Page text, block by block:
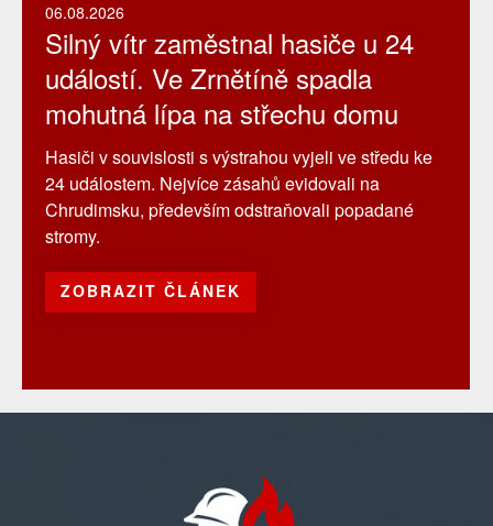
06.08.2026
Silný vítr zaměstnal hasiče u 24
událostí. Ve Zrnětíně spadla
mohutná lípa na střechu domu
Hasiči v souvislosti s výstrahou vyjeli ve středu ke
24 událostem. Nejvíce zásahů evidovali na
Chrudimsku, především odstraňovali popadané
stromy.
ZOBRAZIT ČLÁNEK